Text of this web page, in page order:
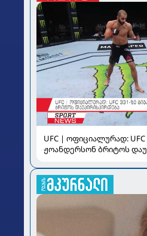
UFC | ოფიციალურად: UFC
ჟოანდერსონ ბრიტოს